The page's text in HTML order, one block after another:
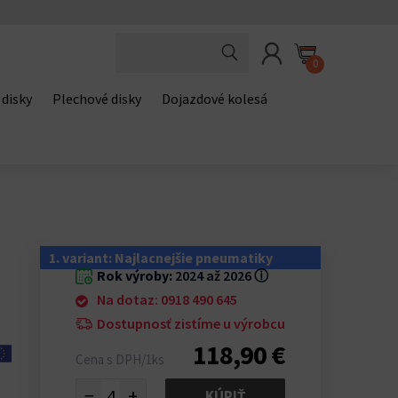
0
Plechové disky Dojazdové kolesá
1. variant: Najlacnejšie pneumatiky
Rok výroby:2024 až 2026ⓘ
Na dotaz: 0918 490 645
Dostupnosť zistíme u výrobcu
Cena s DPH/1ks 118,90 €